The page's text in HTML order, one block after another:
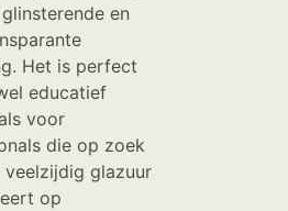
en
Het is perfect
educatief
voor
die op zoek
veelzijdig glazuur
op